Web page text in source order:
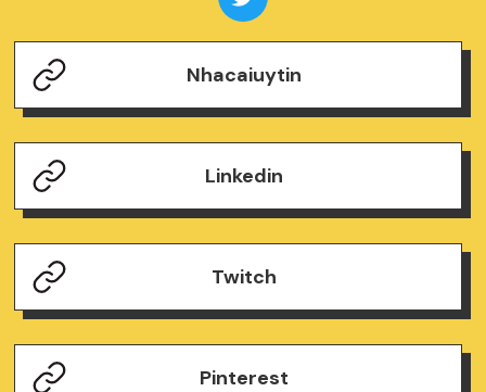
Nhacaiuytin
Linkedin
Twitch
Pinterest